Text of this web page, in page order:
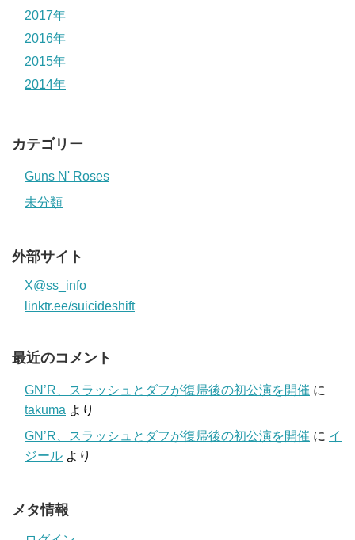
2017年
2016年
2015年
2014年
カテゴリー
Guns N' Roses
未分類
外部サイト
X@ss_info
linktr.ee/suicideshift
最近のコメント
GN’R、スラッシュとダフが復帰後の初公演を開催 に
takuma より
GN’R、スラッシュとダフが復帰後の初公演を開催 に イ
ジール より
メタ情報